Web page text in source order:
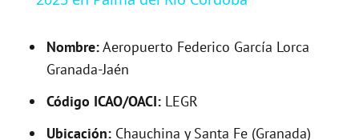
Nombre:Aeropuerto Federico García Lorca
Granada-Jaén
Código ICAO/OACI: LEGR
Ubicación: Chauchina y Santa Fe (Granada)